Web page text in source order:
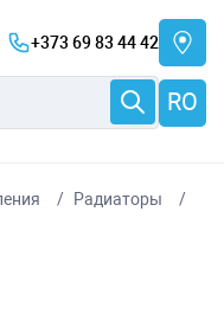
+373 69 83 44 42
RO
Радиаторы